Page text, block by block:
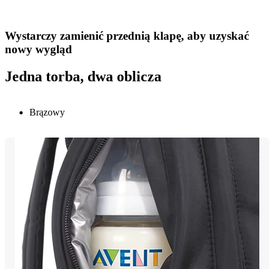
Wystarczy zamienić przednią klapę, aby uzyskać
nowy wygląd
Jedna torba, dwa oblicza
Brązowy